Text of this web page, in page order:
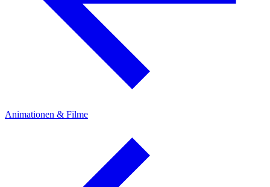
Animationen & Filme